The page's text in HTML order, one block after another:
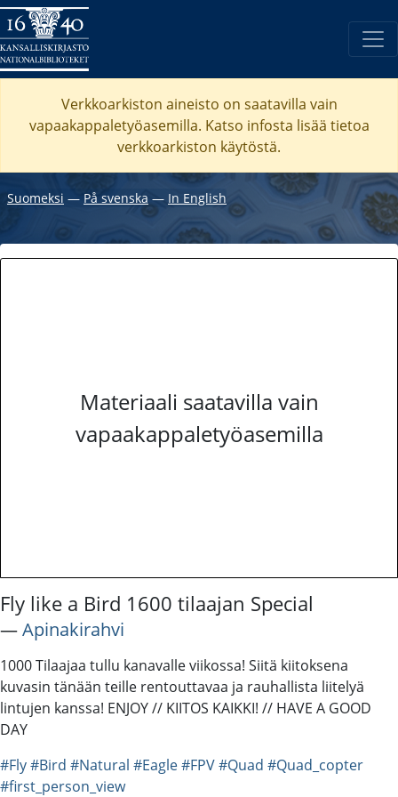
Verkkoarkiston aineisto on saatavilla vain
vapaakappaletyöasemilla. Katso infosta lisää tietoa
verkkoarkiston käytöstä.
Suomeksi ― På svenska ― In English
Materiaali saatavilla vain
vapaakappaletyöasemilla
Fly like a Bird 1600 tilaajan Special
―Apinakirahvi
1000 Tilaajaa tullu kanavalle viikossa! Siitä kiitoksena
kuvasin tänään teille rentouttavaa ja rauhallista liitelyä
lintujen kanssa! ENJOY // KIITOS KAIKKI! // HAVE A GOOD
DAY
#Fly#Bird #Natural #Eagle#FPV#Quad #Quad_copter
#first_person_view